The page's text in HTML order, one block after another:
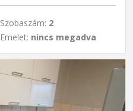
Szobaszám: 2
Emelet: nincs megadva